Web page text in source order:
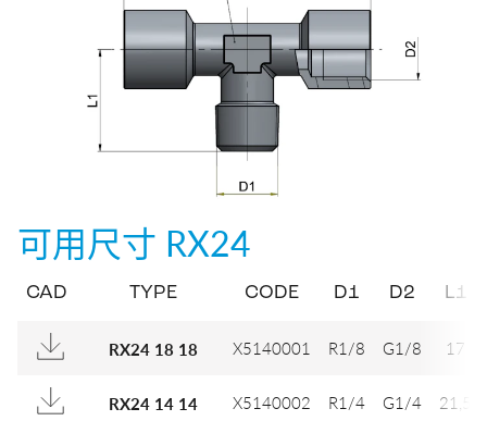
可用尺寸 RX24
CAD TYPE CODE D1 D2 L1
RX24 18 18 X5140001 R1/8 G1/8 17
RX24 14 14 X5140002 R1/4 G1/4 21,5